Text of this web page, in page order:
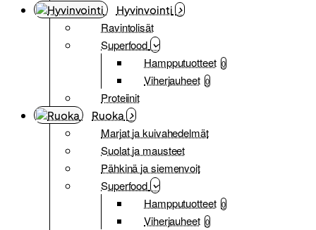
Hyvinvointi
Ravintolisät
Superfood
Hampputuotteet 0
Viherjauheet 0
Proteiinit
Ruoka
Marjat ja kuivahedelmät
Suolat ja mausteet
Pähkinä ja siemenvoit
Superfood
Hampputuotteet 0
Viherjauheet 0